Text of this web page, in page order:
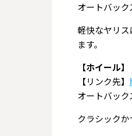
オートバッ
軽快なヤリ
ます。
【ホイー
【リンク先】
オートバッ
クラシック